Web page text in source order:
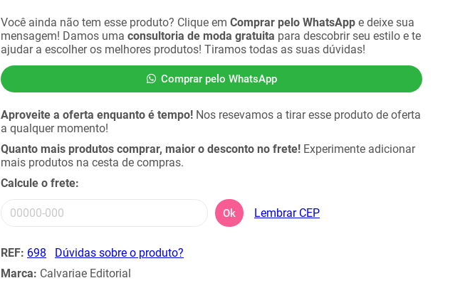
Você ainda não tem esse produto? Clique em Comprar pelo WhatsApp e deixe sua
mensagem! Damos uma consultoria de moda gratuita para descobrir seu estilo e te
ajudar a escolher os melhores produtos! Tiramos todas as suas dúvidas!
Comprar pelo WhatsApp
Aproveite a oferta enquanto é tempo! Nos resevamos a tirar esse produto de oferta
a qualquer momento!
Quanto mais produtos comprar, maior o desconto no frete! Experimente adicionar
mais produtos na cesta de compras.
Calcule o frete:
Ok Lembrar CEP
REF: 698
Dúvidas sobre o produto?
Marca: Calvariae Editorial